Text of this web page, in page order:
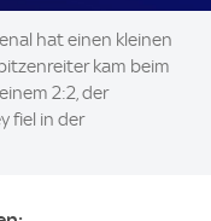
hat einen kleinen
kam beim
2:2, der
fiel in der